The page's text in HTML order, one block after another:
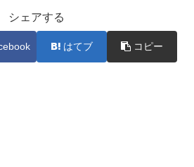
シェアする
はてブ コピー